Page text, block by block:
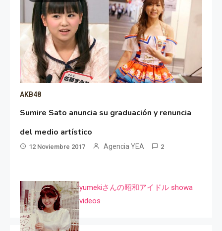
AKB48
Sumire Sato anuncia su graduación y renuncia
del medio artístico
12 Noviembre 2017 Agencia YEA 2
yumekiさんの昭和アイドル showa
videos